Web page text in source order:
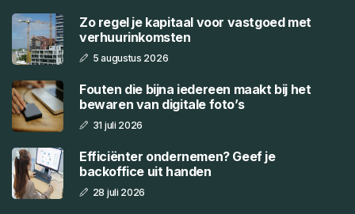
Zo regel je kapitaal voor vastgoed met
verhuurinkomsten
5 augustus 2026
Fouten die bijna iedereen maakt bij het
bewaren van digitale foto’s
31 juli 2026
Efficiënter ondernemen? Geef je
backoffice uit handen
28 juli 2026